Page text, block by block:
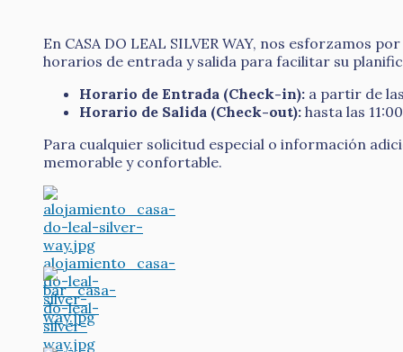
En CASA DO LEAL SILVER WAY, nos esforzamos
horarios de entrada y salida para facilitar su
Horario de Entrada (Check-in): a partir de
Horario de Salida (Check-out): hasta las
Para cualquier solicitud especial o información
memorable y confortable.
alojamiento_casa-
do-leal-
silver-
way.jpg